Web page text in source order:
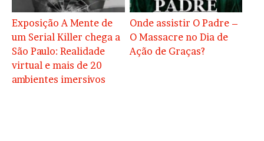
Exposição A Mente de
um Serial Killer chega a
São Paulo: Realidade
virtual e mais de 20
ambientes imersivos
Onde assistir O Padre –
O Massacre no Dia de
Ação de Graças?